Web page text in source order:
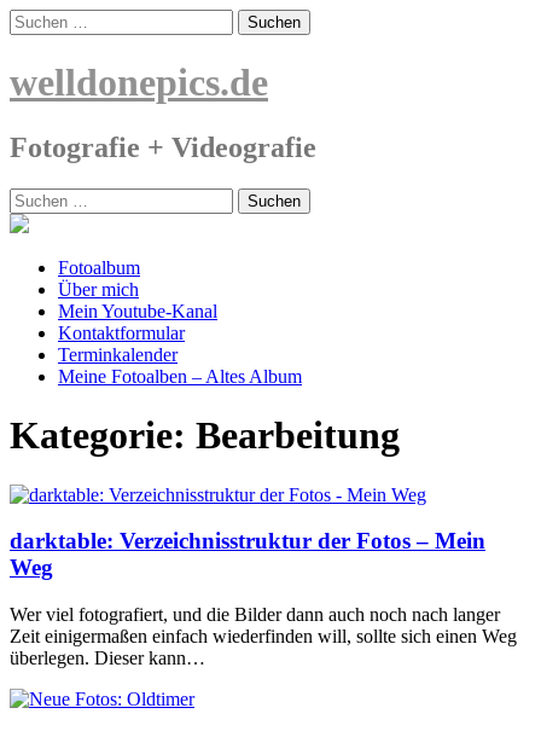
Skip
to
Suchen
nach:
welldonepics.de
Fotografie + Videografie
Suchen
nach:
Fotoalbum
Über mich
Mein Youtube-Kanal
Kontaktformular
Terminkalender
Meine Fotoalben – Altes Album
Kategorie: Bearbeitung
darktable: Verzeichnisstruktur der Fotos – Mein
Weg
Wer viel fotografiert, und die Bilder dann auch noch nach langer
Zeit einigermaßen einfach wiederfinden will, sollte sich einen Weg
überlegen. Dieser kann…